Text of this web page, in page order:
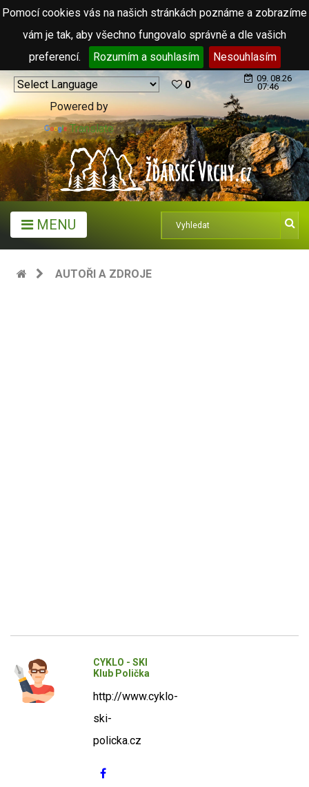
Pomocí cookies vás na našich stránkách poznáme a zobrazíme
vám je tak, aby všechno fungovalo správně a dle vašich
preferencí.
Rozumím a souhlasím Nesouhlasím
Powered by
Translate
0
09. 08.26
07:46
MENU
AUTOŘI A ZDROJE
CYKLO - SKI
Klub Polička
http://www.cyklo-
ski-
policka.cz